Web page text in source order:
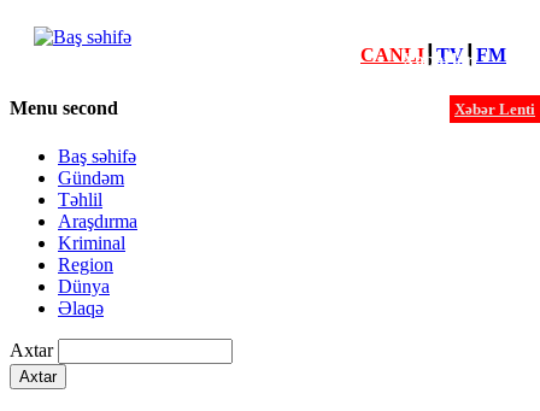
Xəbərlər
Xəbər Lenti
CANLI┃ TV┃ FM
Menu second
Baş səhifə
Gündəm
Təhlil
Araşdırma
Kriminal
Region
Dünya
Əlaqə
Axtar